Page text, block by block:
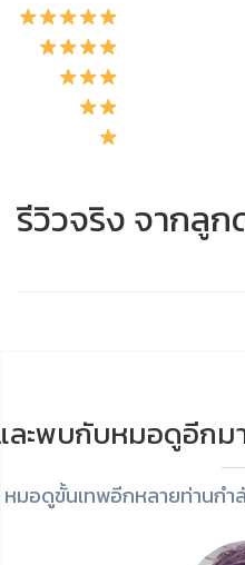
รีวิวจริง จากลูก
ละพบกับหมอดูอีกม
หมอดูขั้นเทพอีกหลายท่านกำ